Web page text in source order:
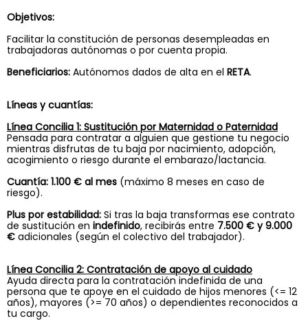
Objetivos:
Facilitar la constitución de personas desempleadas en
trabajadoras autónomas o por cuenta propia.
Beneficiarios: Autónomos dados de alta en el RETA.
Líneas y cuantías:
Línea Concilia 1: Sustitución por Maternidad o Paternidad
Pensada para contratar a alguien que gestione tu negocio
mientras disfrutas de tu baja por nacimiento, adopción,
acogimiento o riesgo durante el embarazo/lactancia.
Cuantía: 1.100 € al mes (máximo 8 meses en caso de
riesgo).
Plus por estabilidad: Si tras la baja transformas ese contrato
de sustitución en indefinido, recibirás entre 7.500 € y 9.000
€ adicionales (según el colectivo del trabajador).
Línea Concilia 2: Contratación de apoyo al cuidado
Ayuda directa para la contratación indefinida de una
persona que te apoye en el cuidado de hijos menores (<= 12
años), mayores (>= 70 años) o dependientes reconocidos a
tu cargo.